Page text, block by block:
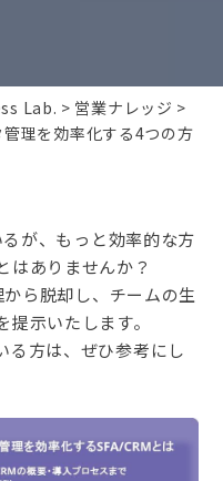
Lab.
営業ナレッジ
理を効率化する4つの方
が、もっと効率的な方
ありませんか？
ら脱却し、チームの生
示いたします。
る方は、ぜひ参考にし